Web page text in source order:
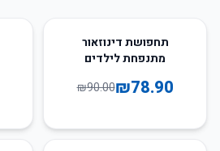
תחפושת דינוזאור
מתנפחת לילדים
₪78.90
₪90.00